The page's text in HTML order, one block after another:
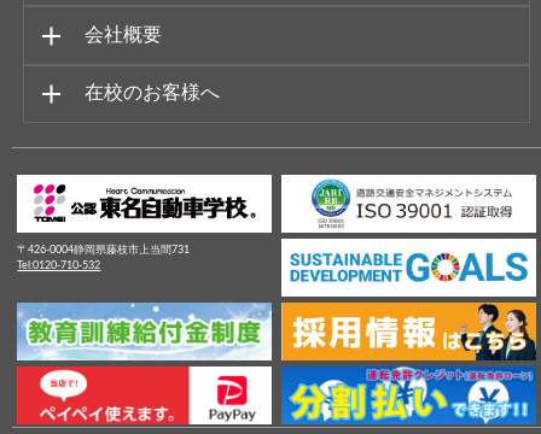
〒426-0004静岡県藤枝市上当間731
Tel:0120-710-532
会社概要
在校のお客様へ